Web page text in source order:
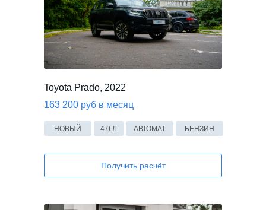
Toyota Prado, 2022
163 200 руб в месяц
4.0 Л АВТОМАТ БЕНЗИН
НОВЫЙ
Получить расчёт